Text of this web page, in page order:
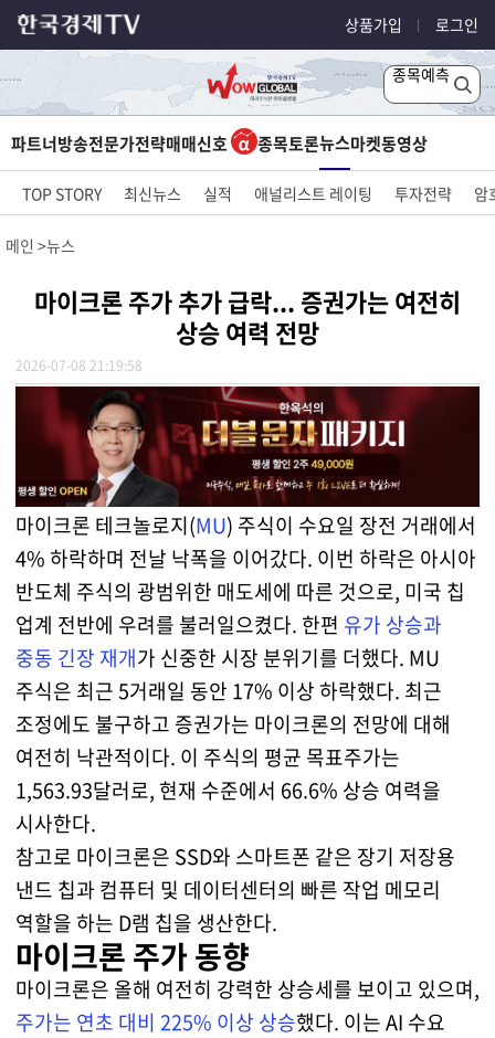
상품가입 로그인
종목예측
파트너방송전문가전략매매신호 종목토론뉴스마켓동영상
TOP STORY 최신뉴스 실적 애널리스트 레이팅 투자전략 암
메인 뉴스
마이크론 주가 추가 급락... 증권가는 여전히
상승 여력 전망
2026-07-08 21:19:58
마이크론 테크놀로지(MU) 주식이 수요일 장전 거래에서
4% 하락하며 전날 낙폭을 이어갔다. 이번 하락은 아시아
반도체 주식의 광범위한 매도세에 따른 것으로, 미국 칩
업계 전반에 우려를 불러일으켰다. 한편 유가 상승과
중동 긴장 재개가 신중한 시장 분위기를 더했다. MU
주식은 최근 5거래일 동안 17% 이상 하락했다. 최근
조정에도 불구하고 증권가는 마이크론의 전망에 대해
여전히 낙관적이다. 이 주식의 평균 목표주가는
1,563.93달러로, 현재 수준에서 66.6% 상승 여력을
시사한다.
참고로 마이크론은 SSD와 스마트폰 같은 장기 저장용
낸드 칩과 컴퓨터 및 데이터센터의 빠른 작업 메모리
역할을 하는 D램 칩을 생산한다.
마이크론 주가 동향
마이크론은 올해 여전히 강력한 상승세를 보이고 있으며,
주가는 연초 대비 225% 이상 상승했다. 이는 AI 수요